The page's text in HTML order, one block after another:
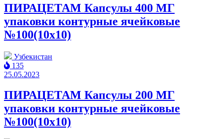
ПИРАЦЕТАМ Капсулы 400 МГ
упаковки контурные ячейковые
№100(10x10)
Узбекистан
135
25.05.2023
ПИРАЦЕТАМ Капсулы 200 МГ
упаковки контурные ячейковые
№100(10x10)